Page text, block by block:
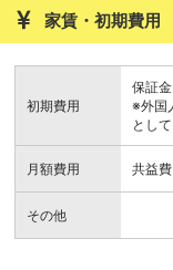
家賃・初期費用
初期費用
保証
※外国
とし
月額費用 共益
その他